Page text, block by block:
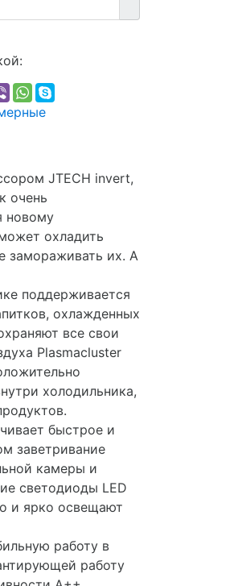
JTECH invert,
очень
новому
охладить
замораживать их. А
поддерживается
охлажденных
все свои
Plasmacluster
холодильника,
быстрое и
заветривание
камеры и
светодиоды LED
и ярко освещают
работу в
работу